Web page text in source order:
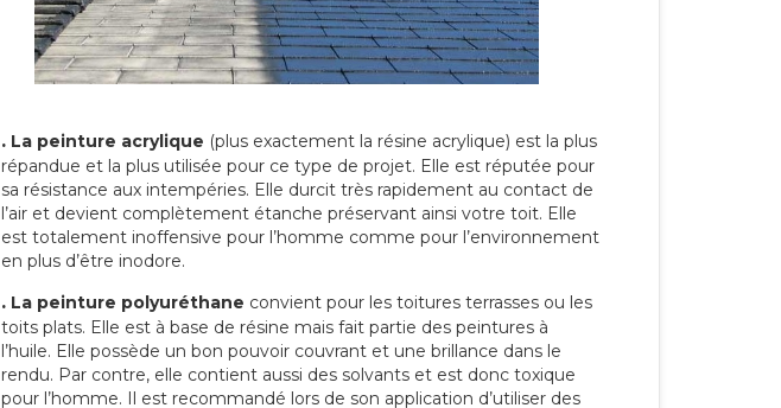
. La peinture acrylique (plus exactement la résine acrylique) est la plus
répandue et la plus utilisée pour ce type de projet. Elle est réputée pour
sa résistance aux intempéries. Elle durcit très rapidement au contact de
l’air et devient complètement étanche préservant ainsi votre toit. Elle
est totalement inoffensive pour l’homme comme pour l’environnement
en plus d’être inodore.
. La peinture polyuréthane convient pour les toitures terrasses ou les
toits plats. Elle est à base de résine mais fait partie des peintures à
l’huile. Elle possède un bon pouvoir couvrant et une brillance dans le
rendu. Par contre, elle contient aussi des solvants et est donc toxique
pour l’homme. Il est recommandé lors de son application d’utiliser des